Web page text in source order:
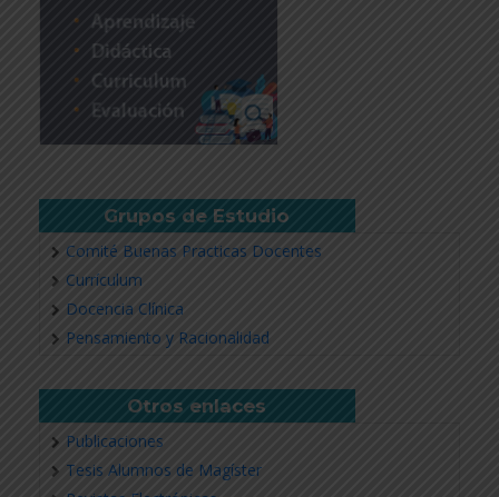
Grupos de Estudio
Comité Buenas Practicas Docentes
Currículum
Docencia Clínica
Pensamiento y Racionalidad
Otros enlaces
Publicaciones
Tesis Alumnos de Magíster